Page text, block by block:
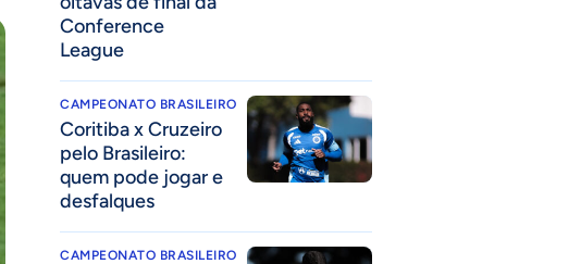
Conference
League
CAMPEONATO BRASILEIRO
Coritiba x Cruzeiro
pelo Brasileiro:
quem pode jogar e
desfalques
CAMPEONATO BRASILEIRO